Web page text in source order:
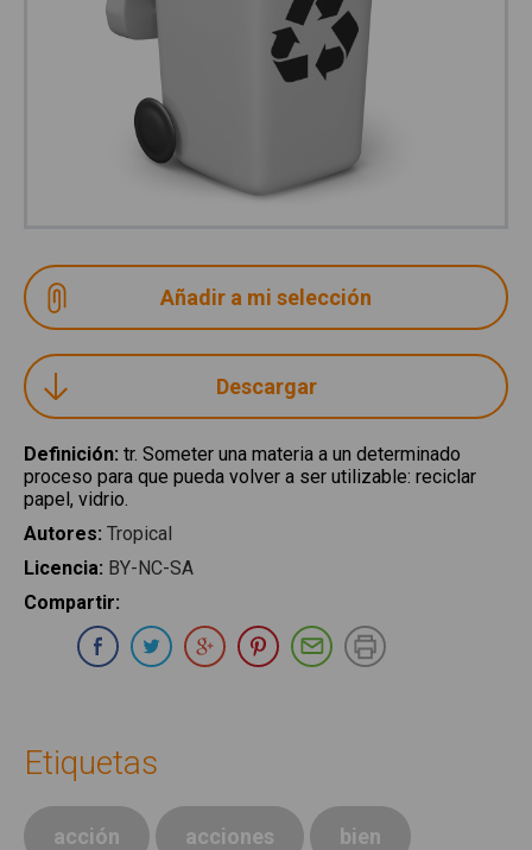
Descargar
Definición: tr. Someter una materia a un determinado
proceso para que pueda volver a ser utilizable: reciclar
papel, vidrio.
Autores: Tropical
Licencia: BY-NC-SA
Compartir:
Compartir en Whatsapp
Compartir en Facebook
Compartir en Twitter
Compartir en Google Plus
Compartir en Pinterest
Compartir por E-
Etiquetas
acción acciones bien